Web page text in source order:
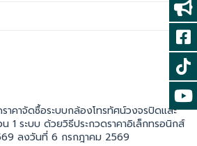
ราคาจัดซื้อระบบกล้องโทรทัศน์วงจรปิดและ
ระบบ ด้วยวิธีประกวดราคาอิเล็กทรอนิกส์
ลงวันที่ 6 กรกฎาคม 2569